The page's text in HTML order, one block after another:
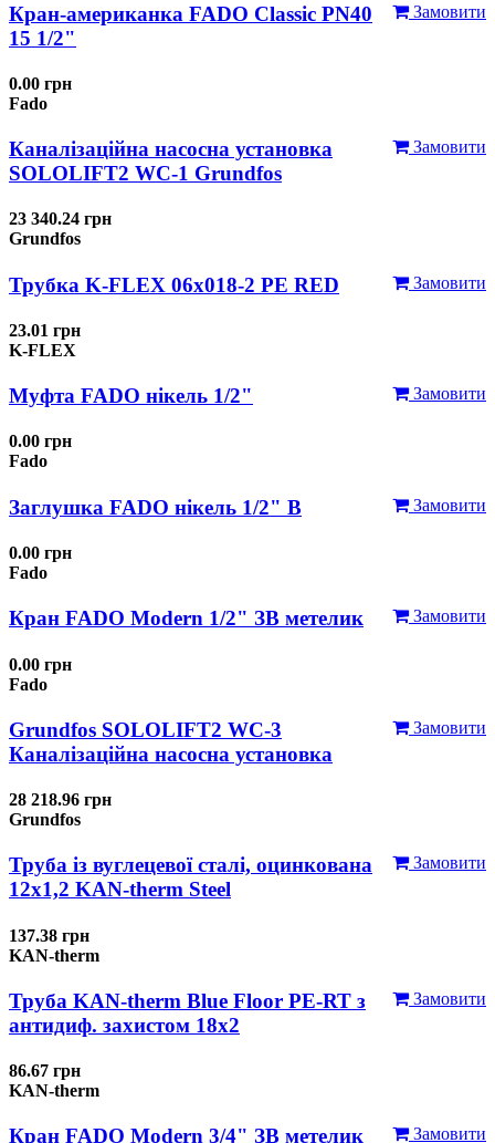
Замовити
Кран-американка FADO Classic PN40
15 1/2"
0.00 грн
Fado
Замовити
Каналізаційна насосна установка
SOLOLIFT2 WC-1 Grundfos
23 340.24 грн
Grundfos
Замовити
Трубка K-FLEX 06x018-2 РЕ RED
23.01 грн
K-FLEX
Замовити
Муфта FADO нікель 1/2"
0.00 грн
Fado
Замовити
Заглушка FADO нікель 1/2" В
0.00 грн
Fado
Замовити
Кран FADO Modern 1/2" ЗВ метелик
0.00 грн
Fado
Замовити
Grundfos SOLOLIFT2 WC-3
Каналізаційна насосна установка
28 218.96 грн
Grundfos
Замовити
Труба із вуглецевої сталі, оцинкована
12x1,2 KAN-therm Steel
137.38 грн
KAN-therm
Замовити
Труба KAN-therm Blue Floor PE-RT з
антидиф. захистом 18х2
86.67 грн
KAN-therm
Замовити
Кран FADO Modern 3/4" ЗВ метелик